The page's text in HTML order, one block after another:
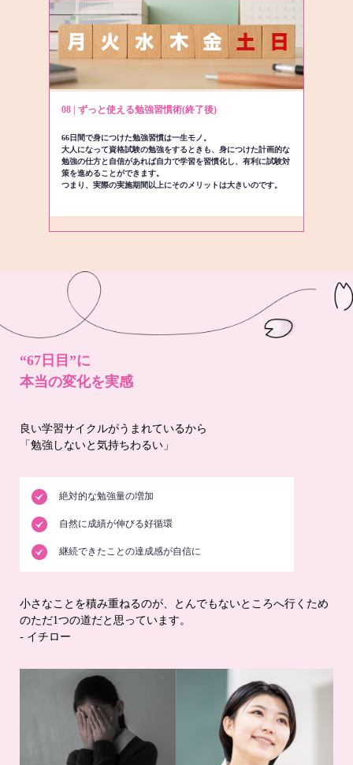
08 | ずっと使える勉強習慣術(終了後)
66日間で身につけた勉強習慣は一生モノ。
大人になって資格試験の勉強をするときも、身につけた計画的な
勉強の仕方と自信があれば自力で学習を習慣化し、有利に試験対
策を進めることができます。
つまり、実際の実施期間以上にそのメリットは大きいのです。
“67日目”に
本当の変化を実感
良い学習サイクルがうまれているから
「勉強しないと気持ちわるい」
絶対的な勉強量の増加
自然に成績が伸びる好循環
継続できたことの達成感が自信に
小さなことを積み重ねるのが、とんでもないところへ行くため
のただ1つの道だと思っています。
- イチロー